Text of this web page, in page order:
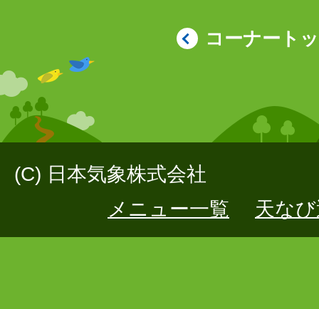
コーナート
(C) 日本気象株式会社
メニュー一覧
天な